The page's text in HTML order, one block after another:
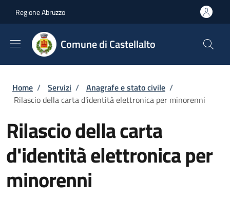
Regione Abruzzo
Comune di Castellalto
Briciole di pane
Home / Servizi / Anagrafe e stato civile /
Rilascio della carta d'identità elettronica per minorenni
Rilascio della carta
d'identità elettronica per
minorenni